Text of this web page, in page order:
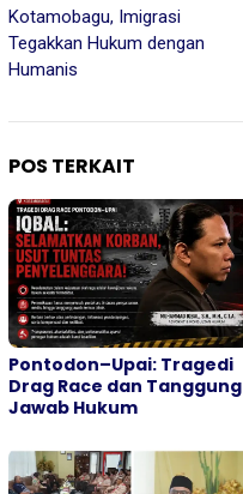
Kotamobagu, Imigrasi
Tegakkan Hukum dengan
Humanis
POS TERKAIT
Pontodon–Upai: Tragedi
Drag Race dan Tanggung
Jawab Hukum